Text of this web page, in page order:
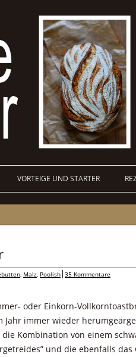
VORTEIGE UND STARTER
, Malz, Poolish 35 Kommentare
oder Einkorn-
Jahr immer wieder
Kombination von einem
und die ebenfalls